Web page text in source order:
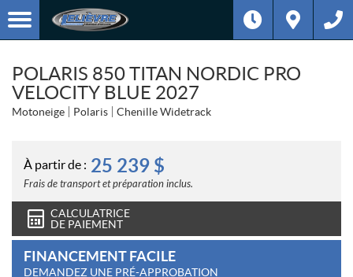
POLARIS 850 TITAN NORDIC PRO
VELOCITY BLUE 2027
Motoneige Polaris Chenille Widetrack
À partir de : 25 239 $
Frais de transport et préparation inclus.
CALCULATRICE
DE PAIEMENT
FINANCEMENT FACILE
DEMANDEZ UNE PRÉ-APPROBATION